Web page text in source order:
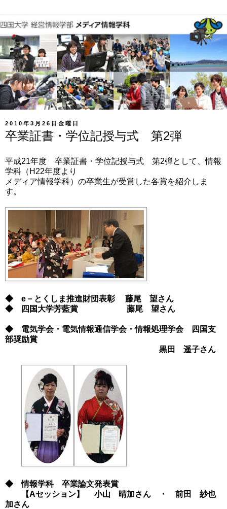
2010年3月26日金曜日
卒業証書・学位記授与式 第2弾
平成21年度 卒業証書・学位記授与式 第2弾として、情報
学科（H22年度より
メディア情報学科）の卒業生が受賞した各賞を紹介しま
す。
◆ e－とくしま推進財団表彰 藤尾 望さん
◆ 四国大学芳藍賞 藤尾 望さん
◆ 電気学会・電気情報通信学会・情報処理学会 四国支
部奨励賞
黒田 遥子さん
◆ 情報学科 卒業論文発表賞
【Aセッション】 小山 晴加さん ・ 前田 紗也
加さん